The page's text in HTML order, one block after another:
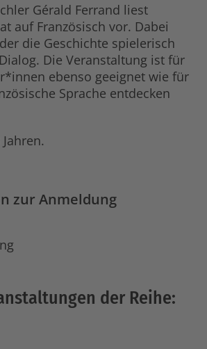
Gérald Ferrand liest
auf Französisch vor. Dabei
die Geschichte spielerisch
Die Veranstaltung ist für
ebenso geeignet wie für
Sprache entdecken
zur Anmeldung
der Reihe: